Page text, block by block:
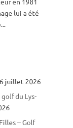
lui a été
juillet 2026
du Lys-
– Golf